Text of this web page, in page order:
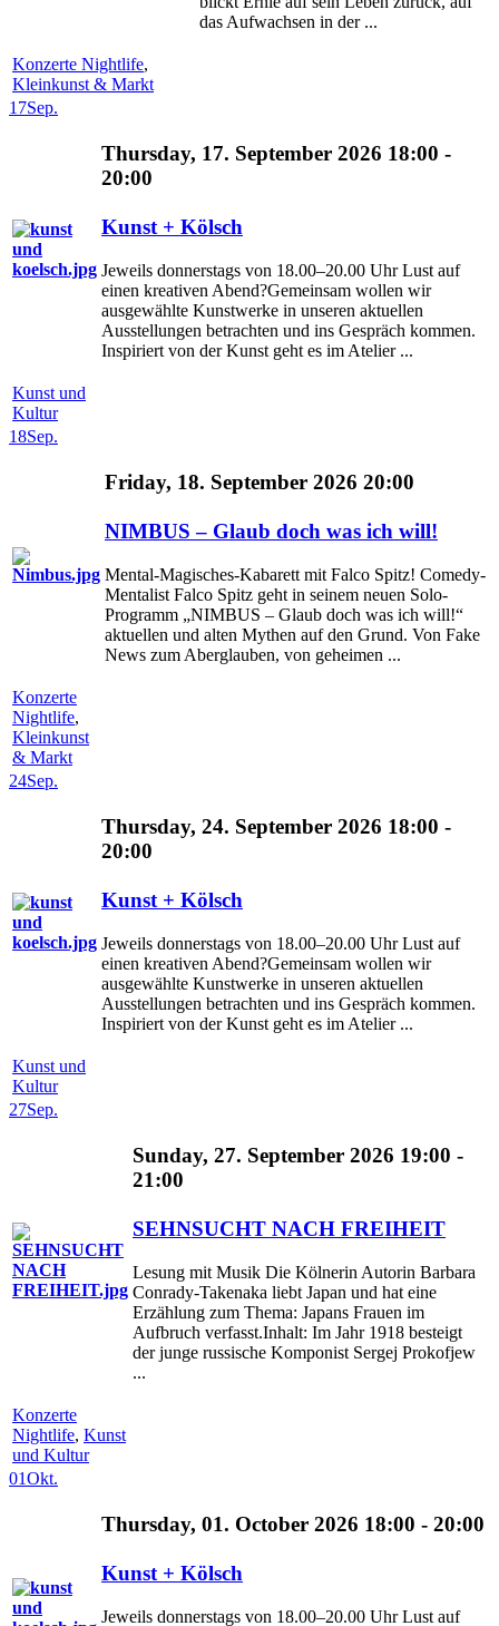
das Aufwachsen in der ...
Konzerte Nightlife,
Kleinkunst & Markt
17Sep.
Thursday, 17. September 2026 18:00 -
20:00
Kunst + Kölsch
Jeweils donnerstags von 18.00–20.00 Uhr Lust auf
einen kreativen Abend?Gemeinsam wollen wir
ausgewählte Kunstwerke in unseren aktuellen
Ausstellungen betrachten und ins Gespräch kommen.
Inspiriert von der Kunst geht es im Atelier ...
Kunst und
Kultur
18Sep.
Friday, 18. September 2026 20:00
NIMBUS – Glaub doch was ich will!
Mental-Magisches-Kabarett mit Falco Spitz! Comedy-
Mentalist Falco Spitz geht in seinem neuen Solo-
Programm „NIMBUS – Glaub doch was ich will!“
aktuellen und alten Mythen auf den Grund. Von Fake
News zum Aberglauben, von geheimen ...
Konzerte
Nightlife,
Kleinkunst
& Markt
24Sep.
Thursday, 24. September 2026 18:00 -
20:00
Kunst + Kölsch
Jeweils donnerstags von 18.00–20.00 Uhr Lust auf
einen kreativen Abend?Gemeinsam wollen wir
ausgewählte Kunstwerke in unseren aktuellen
Ausstellungen betrachten und ins Gespräch kommen.
Inspiriert von der Kunst geht es im Atelier ...
Kunst und
Kultur
27Sep.
Sunday, 27. September 2026 19:00 -
21:00
SEHNSUCHT NACH FREIHEIT
Lesung mit Musik Die Kölnerin Autorin Barbara
Conrady-Takenaka liebt Japan und hat eine
Erzählung zum Thema: Japans Frauen im
Aufbruch verfasst.Inhalt: Im Jahr 1918 besteigt
der junge russische Komponist Sergej Prokofjew
...
Konzerte
Nightlife, Kunst
und Kultur
01Okt.
Thursday, 01. October 2026 18:00 - 20:00
Kunst + Kölsch
Jeweils donnerstags von 18.00–20.00 Uhr Lust auf